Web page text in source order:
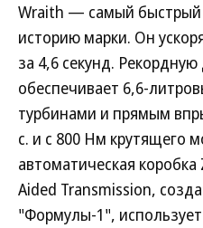
Wraith — самый быстрый
историю марки. Он
за 4,6 секунд.
обеспечивает 6,6-
турбинами и прямым
с. и с 800 Нм крутящего
автоматическая
Aided Transmission,
"Формулы-1",